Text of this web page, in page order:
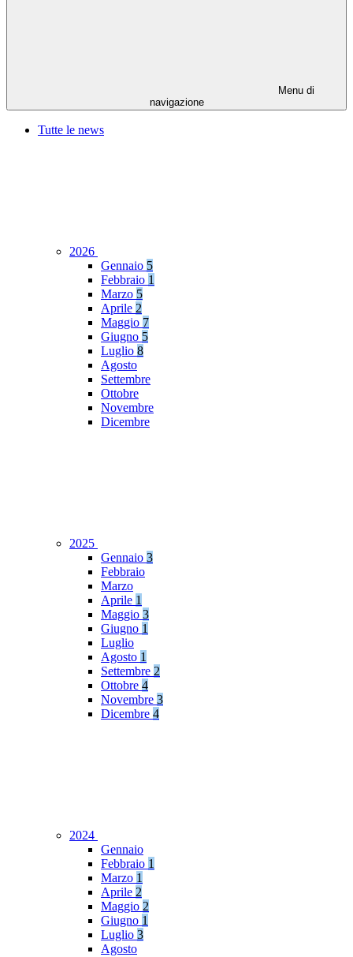
Menu di
navigazione
Tutte le news
2026
Gennaio 5
Febbraio 1
Marzo 5
Aprile 2
Maggio 7
Giugno 5
Luglio 8
Agosto
Settembre
Ottobre
Novembre
Dicembre
2025
Gennaio 3
Febbraio
Marzo
Aprile 1
Maggio 3
Giugno 1
Luglio
Agosto 1
Settembre 2
Ottobre 4
Novembre 3
Dicembre 4
2024
Gennaio
Febbraio 1
Marzo 1
Aprile 2
Maggio 2
Giugno 1
Luglio 3
Agosto